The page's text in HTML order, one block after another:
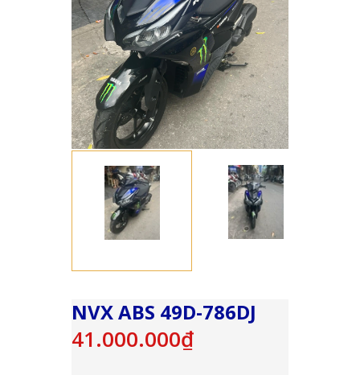
NVX ABS 49D-786DJ
41.000.000₫